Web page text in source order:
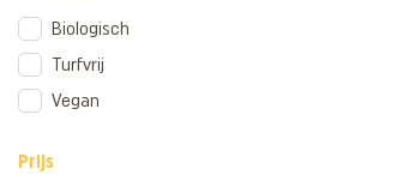
Biologisch
Turfvrij
Vegan
Prijs